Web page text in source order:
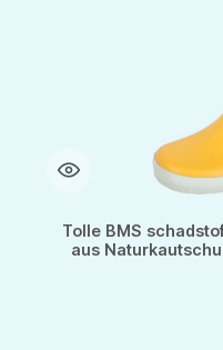
Tolle BMS
aus